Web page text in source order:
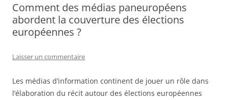
Comment des médias paneuropéens
abordent la couverture des élections
européennes ?
Laisser un commentaire
Les médias d’information continent de jouer un rôle dans
l’élaboration du récit autour des élections européennes